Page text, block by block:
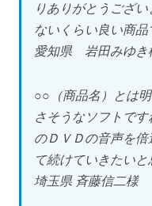
りありがとうござ
ないくらい良い商品
愛知県 岩田みゆき
○○（商品名）とは
さそうなソフトで
のＤＶＤの音声を
て続けていきたいと
埼玉県 斉藤信二様